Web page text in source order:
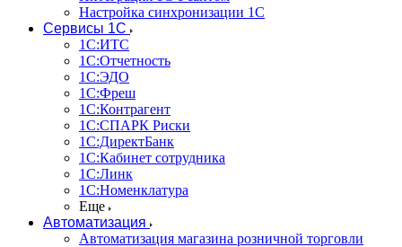
Настройка синхронизации 1С
Сервисы 1С
1С:ИТС
1С:Отчетность
1С:ЭДО
1С:Фреш
1С:Контрагент
1С:CПАРК Риски
1С:ДиректБанк
1С:Кабинет сотрудника
1С:Линк
1С:Номенклатура
Еще
Автоматизация
Автоматизация магазина розничной торговли